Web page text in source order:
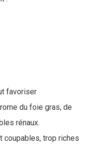
favoriser
du foie gras, de
rénaux.
coupables, trop riches